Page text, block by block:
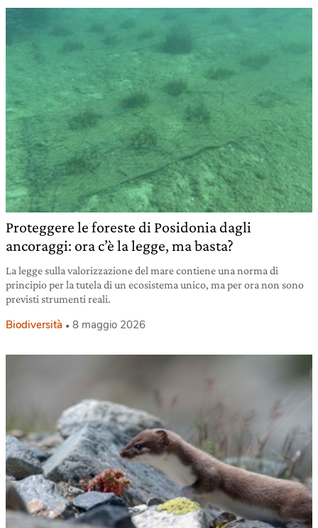
Proteggere le foreste di Posidonia dagli
ancoraggi: ora c’è la legge, ma basta?
La legge sulla valorizzazione del mare contiene una norma di
principio per la tutela di un ecosistema unico, ma per ora non sono
previsti strumenti reali.
Biodiversità 8 maggio 2026